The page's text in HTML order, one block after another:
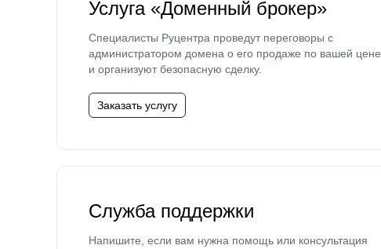
Услуга «Доменный брокер»
Специалисты Руцентра проведут переговоры с
администратором домена о его продаже по вашей цене
и организуют безопасную сделку.
Заказать услугу
Служба поддержки
Напишите, если вам нужна помощь или консультация